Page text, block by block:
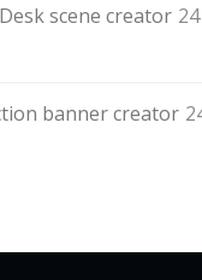
scene creator
banner creator